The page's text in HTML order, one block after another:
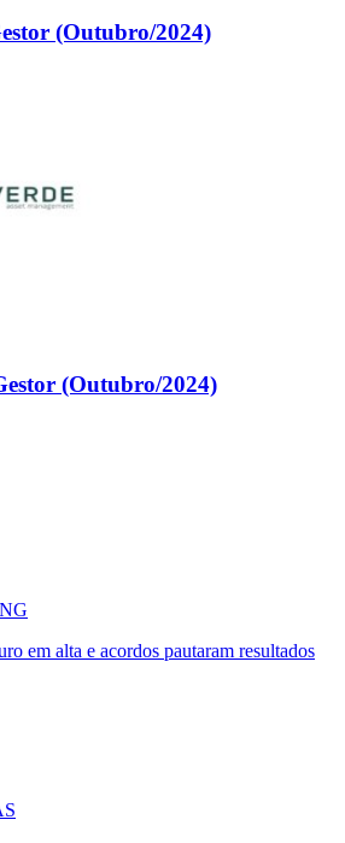
(Outubro/2024)
(Outubro/2024)
em alta e acordos pautaram resultados